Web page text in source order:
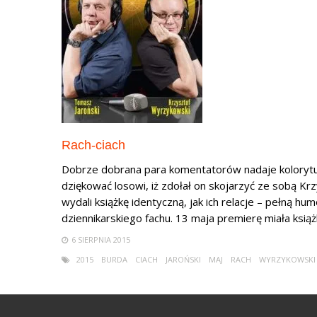
Rach-ciach
Dobrze dobrana para komentatorów nadaje
dziękować losowi, iż zdołał on skojarzyć ze sobą
wydali książkę identyczną, jak ich relacje – pełną
dziennikarskiego fachu. 13 maja premierę miała
6 SIERPNIA 2015
2015
BURDA CIACH JAROŃSKI MAJ RACH WYRZYKOWSKI